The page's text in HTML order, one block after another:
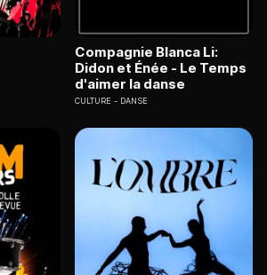
Compagnie Blanca Li:
Didon et Énée - Le Temps
d'aimer la danse
CULTURE DANSE